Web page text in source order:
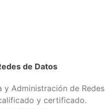
de Datos
y Administración de Redes
y certificado.